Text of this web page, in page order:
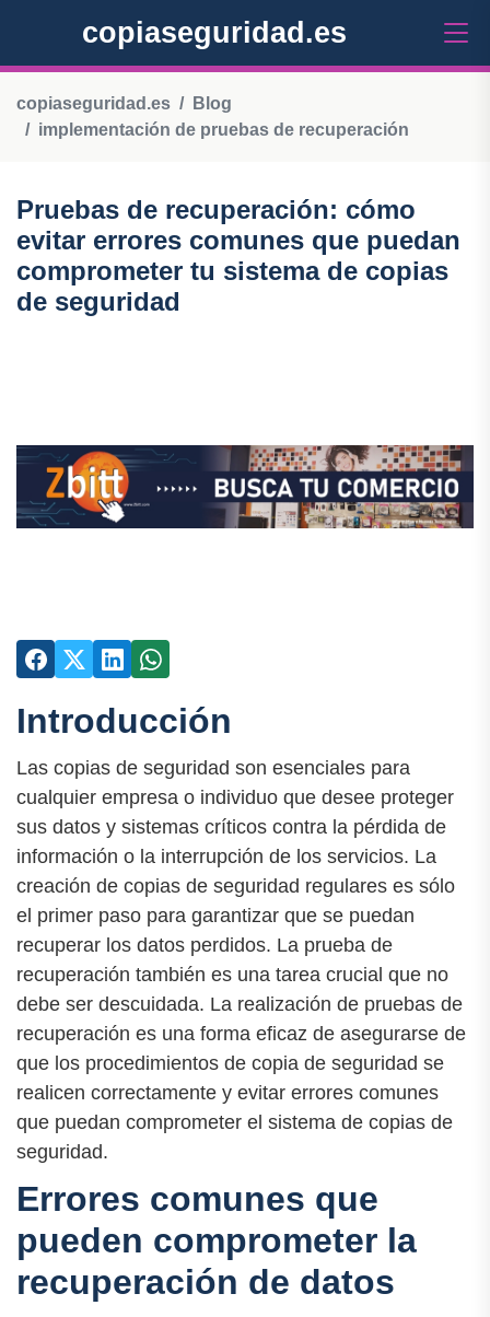
copiaseguridad.es
copiaseguridad.es
Blog
implementación de pruebas de recuperación
Pruebas de recuperación: cómo
evitar errores comunes que puedan
comprometer tu sistema de copias
de seguridad
Introducción
Las copias de seguridad son esenciales para
cualquier empresa o individuo que desee proteger
sus datos y sistemas críticos contra la pérdida de
información o la interrupción de los servicios. La
creación de copias de seguridad regulares es sólo
el primer paso para garantizar que se puedan
recuperar los datos perdidos. La prueba de
recuperación también es una tarea crucial que no
debe ser descuidada. La realización de pruebas de
recuperación es una forma eficaz de asegurarse de
que los procedimientos de copia de seguridad se
realicen correctamente y evitar errores comunes
que puedan comprometer el sistema de copias de
seguridad.
Errores comunes que
pueden comprometer la
recuperación de datos